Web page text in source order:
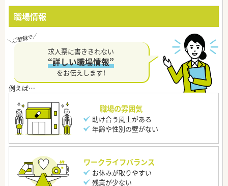
職場情報
求人票に書ききれない
“詳しい職場情報”
をお伝えします！
職場の雰囲気
助け合う風土がある
年齢や性別の壁がない
ワークライフバランス
お休みが取りやすい
残業が少ない